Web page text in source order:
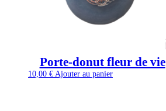
Porte-donut fleur de vie
10,00 € Ajouter au panier